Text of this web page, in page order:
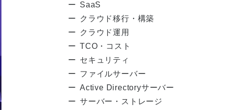
SaaS
クラウド移行・構築
クラウド運用
TCO・コスト
セキュリティ
ファイルサーバー
Active Directoryサーバー
サーバー・ストレージ